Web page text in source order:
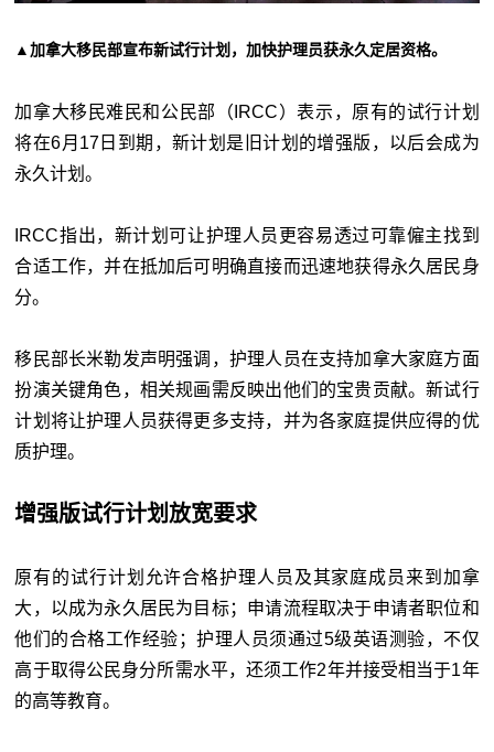
▲加拿大移民部宣布新试行计划，加快护理员获永久定居资格。
加拿大移民难民和公民部（ IRCC）表示，原有的试行计划
将在6月 17 日到期，新计划是旧计划的增强版，以后会成为
永久计划。
IRCC指出，新计划可让护理人员更容易透过可靠僱主找到
合适工作，并在抵加后可明确直接而迅速地获得永久居民身
分。
移民部长米勒发声明强调，护理人员在支持加拿大家庭方面
扮演关键角色，相关规画需反映出他们的宝贵贡献。新试行
计划将让护理人员获得更多支持，并为各家庭提供应得的优
质护理。
增强版试行计划放宽要求
原有的试行计划允许合格护理人员及其家庭成员来到加拿
大，以成为永久居民为目标；申请流程取决于申请者职位和
他们的合格工作经验；护理人员须通过5级英语测验，不仅
高于取得公民身分所需水平，还须工作2年并接受相当于1年
的高等教育。